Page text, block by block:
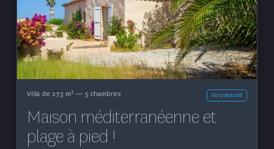
Voir le bien
Villa de 273 m2— 5 chambres Nouveauté
Maison méditerranéenne et
plage à pied !